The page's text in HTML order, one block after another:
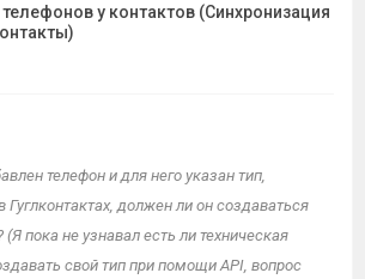
телефонов у контактов (Синхронизация
телефон и для него указан тип,
Гуглконтактах, должен ли он создаваться
(Я пока не узнавал есть ли техническая
свой тип при помощи API, вопрос